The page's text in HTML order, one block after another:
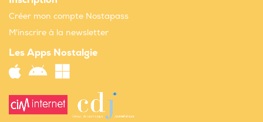
Créer mon compte Nostapass
M'inscrire à la newsletter
Les Apps Nostalgie